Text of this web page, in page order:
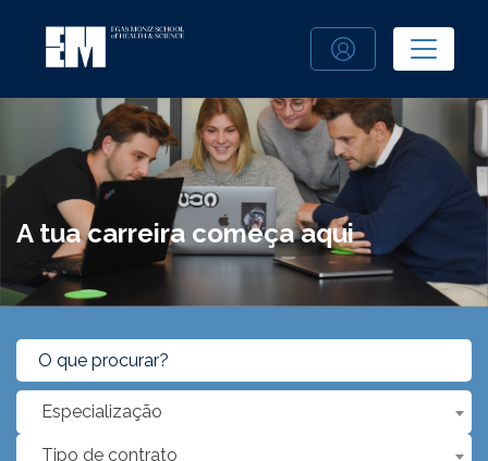
A tua carreira começa aqui
Especialização
Tipo de contrato